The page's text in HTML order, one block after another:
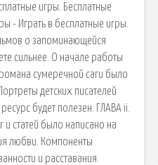
игры. Бесплатные
- Играть в бесплатные игры.
о запоминающейся
сильнее. О начале работы
сумеречной саги было
детских писателей
будет полезен. ГЛАВА ii.
статей было написано на
любви. Компоненты
и расставания.